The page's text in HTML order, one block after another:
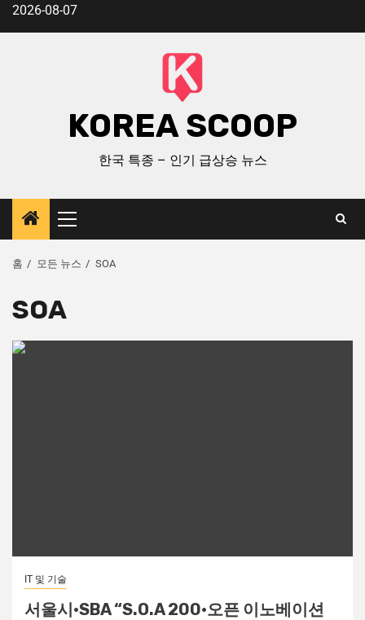
2026-08-07
KOREA SCOOP
한국 특종 – 인기 급상승 뉴스
홈 모든 뉴스 SOA
SOA
IT 및 기술
서울시·SBA “S.O.A 200·오픈 이노베이션